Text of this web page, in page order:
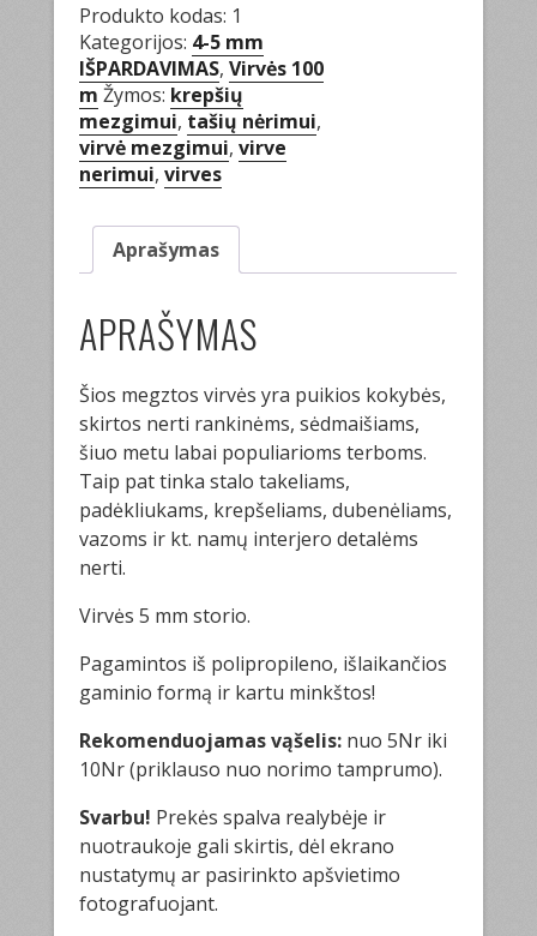
Produkto kodas: 1
Kategorijos: 4-5 mm
IŠPARDAVIMAS,Virvės 100
m Žymos: krepšių
mezgimui, tašių nėrimui,
virvė mezgimui,virve
nerimui,virves
Aprašymas
APRAŠYMAS
Šios megztos virvės yra puikios kokybės,
skirtos nerti rankinėms, sėdmaišiams,
šiuo metu labai populiarioms terboms.
Taip pat tinka stalo takeliams,
padėkliukams, krepšeliams, dubenėliams,
vazoms ir kt. namų interjero detalėms
nerti.
Virvės 5 mm storio.
Pagamintos iš polipropileno, išlaikančios
gaminio formą ir kartu minkštos!
Rekomenduojamas vąšelis: nuo 5Nr iki
10Nr (priklauso nuo norimo tamprumo).
Svarbu! Prekės spalva realybėje ir
nuotraukoje gali skirtis, dėl ekrano
nustatymų ar pasirinkto apšvietimo
fotografuojant.